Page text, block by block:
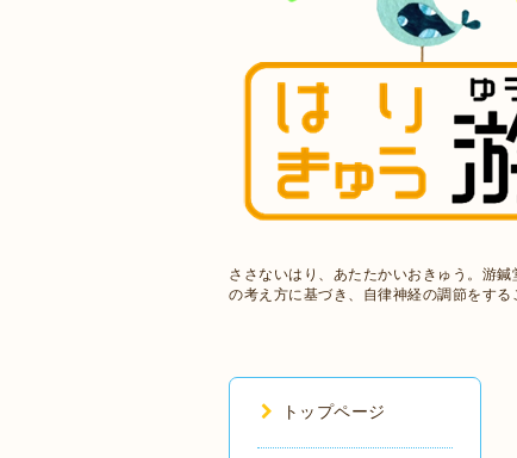
ささないはり、あたたかいおきゅう。游
の考え方に基づき、自律神経の調節をす
トップページ